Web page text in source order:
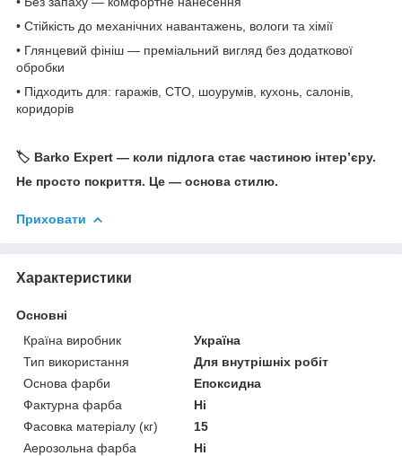
• Стійкість до механічних навантажень, вологи та хімії
• Глянцевий фініш — преміальний вигляд без додаткової
обробки
• Підходить для: гаражів, СТО, шоурумів, кухонь, салонів,
коридорів
🏷️ Barko Expert — коли підлога стає частиною інтер’єру.
Не просто покриття. Це — основа стилю.
Приховати
Характеристики
Основні
Країна виробник
Україна
Тип використання
Для внутрішніх робіт
Основа фарби
Епоксидна
Фактурна фарба
Ні
Фасовка матеріалу (кг)
15
Аерозольна фарба
Ні